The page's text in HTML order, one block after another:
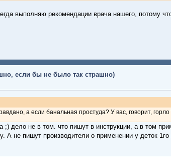
выполняю рекомендации врача нашего, потому
если бы не было так страшно)
а если банальная простуда? У вас, говорит,
;) дело не в том. что пишут в инструкции, а в том
А не пишут производители о применении у деток